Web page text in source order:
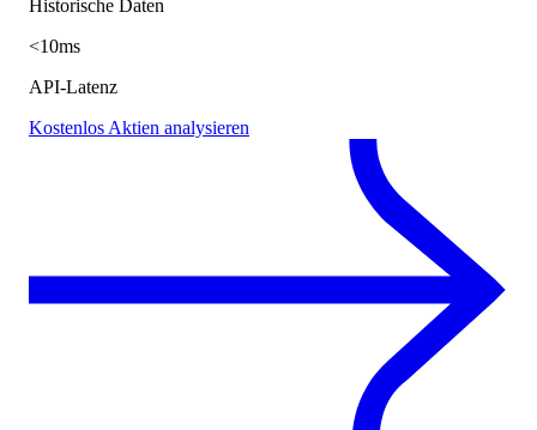
Historische Daten
<10ms
API-Latenz
Kostenlos Aktien analysieren